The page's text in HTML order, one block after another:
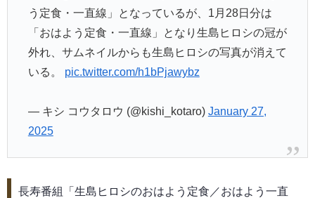
う定食・一直線」となっているが、1月28日分は
「おはよう定食・一直線」となり生島ヒロシの冠が
外れ、サムネイルからも生島ヒロシの写真が消えて
いる。 pic.twitter.com/h1bPjawybz
— キシ コウタロウ (@kishi_kotaro) January 27,
2025
長寿番組「生島ヒロシのおはよう定食／おはよう一直